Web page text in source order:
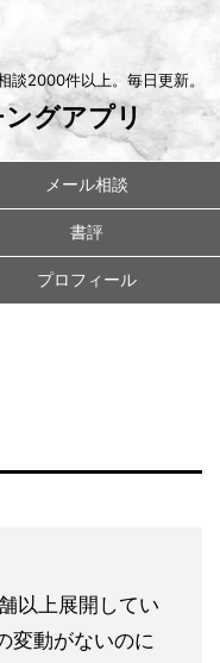
談2000件以上。毎日更新。
グアプリ
メール相談
書評
プロフィール
以上展開してい
変動がないのに